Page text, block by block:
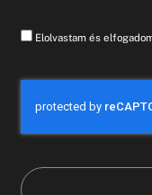
Elolvastam és